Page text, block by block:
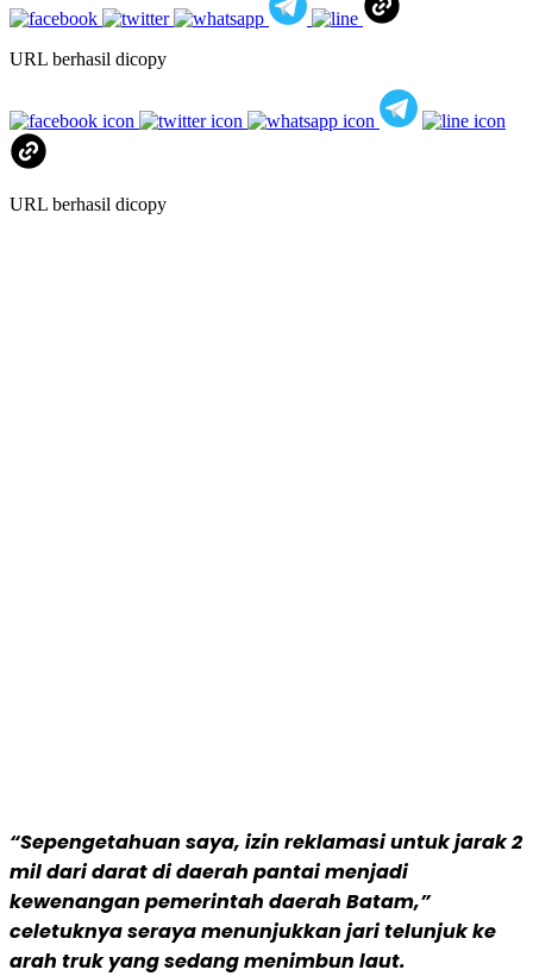
URL berhasil dicopy
URL berhasil dicopy
“Sepengetahuan saya, izin reklamasi untuk jarak 2
mil dari darat di daerah pantai menjadi
kewenangan pemerintah daerah Batam,”
celetuknya seraya menunjukkan jari telunjuk ke
arah truk yang sedang menimbun laut.